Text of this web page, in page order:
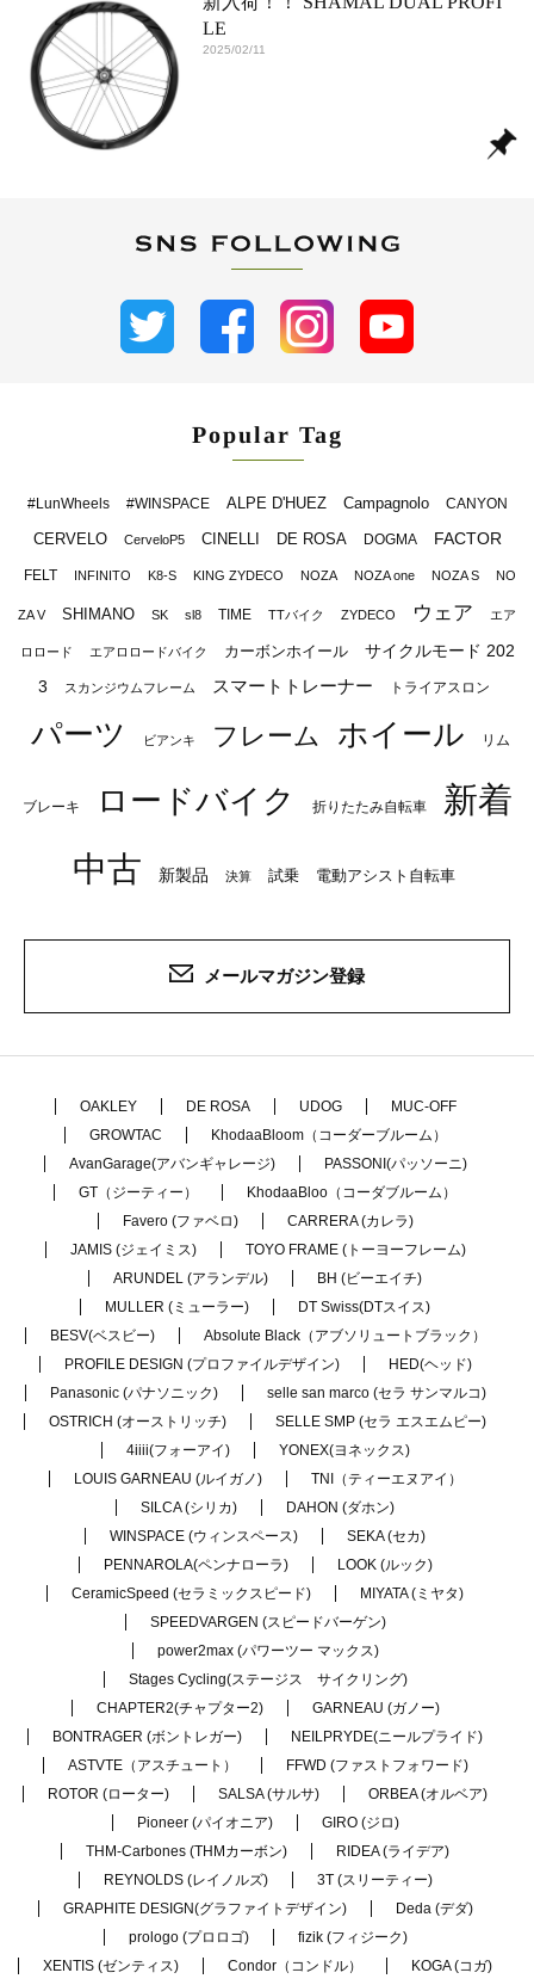
LE
2025/02/11
Popular Tag
#LunWheels #WINSPACE ALPE D'HUEZ Campagnolo CANYON
CERVELO CerveloP5 CINELLI DE ROSA DOGMA FACTOR
FELT INFINITO K8-S KING ZYDECO NOZA NOZA one NOZA S NO
ZA V SHIMANO SK sl8 TIME TTバイク ZYDECO ウェア エア
ロロード エアロロードバイク カーボンホイール
サイクルモード 202
3
スカンジウムフレーム スマートトレーナー トライアスロン
パーツ ビアンキ フレーム ホイール リム
ブレーキ ロードバイク 折りたたみ自転車
新着
中古
新製品 決算 試乗 電動アシスト自転車
メールマガジン登録
OAKLEY DE ROSA UDOG
MUC-OFF
GROWTAC
KhodaaBloom（コーダーブルーム）
AvanGarage(アバンギャレージ)
PASSONI(パッソーニ)
GT（ジーティー）
KhodaaBloo（コーダブルーム）
Favero (ファベロ)
CARRERA (カレラ)
JAMIS (ジェイミス)
TOYO FRAME (トーヨーフレーム)
ARUNDEL (アランデル)
BH (ビーエイチ)
MULLER (ミューラー)
DT Swiss(DTスイス)
BESV(ベスビー)
Absolute Black（アブソリュートブラック）
PROFILE DESIGN (プロファイルデザイン)
HED(ヘッド)
Panasonic (パナソニック)
selle san marco (セラ サンマルコ)
OSTRICH (オーストリッチ)
SELLE SMP (セラ エスエムピー)
4iiii(フォーアイ)
YONEX(ヨネックス)
LOUIS GARNEAU (ルイガノ)
TNI（ティーエヌアイ）
SILCA (シリカ)
DAHON (ダホン)
WINSPACE (ウィンスペース)
SEKA (セカ)
PENNAROLA(ペンナローラ)
LOOK (ルック)
CeramicSpeed (セラミックスピード)
MIYATA (ミヤタ)
SPEEDVARGEN (スピードバーゲン)
power2max (パワーツー マックス)
Stages Cycling(ステージス サイクリング)
CHAPTER2(チャプター2)
GARNEAU (ガノー)
BONTRAGER (ボントレガー)
NEILPRYDE(ニールプライド)
ASTVTE（アスチュート）
FFWD (ファストフォワード)
ROTOR (ローター)
SALSA (サルサ)
ORBEA (オルベア)
Pioneer (パイオニア)
GIRO (ジロ)
THM-Carbones (THMカーボン)
RIDEA (ライデア)
REYNOLDS (レイノルズ)
3T (スリーティー)
GRAPHITE DESIGN(グラファイトデザイン)
Deda (デダ)
prologo (プロロゴ)
fizik (フィジーク)
XENTIS (ゼンティス)
Condor（コンドル）
KOGA (コガ)